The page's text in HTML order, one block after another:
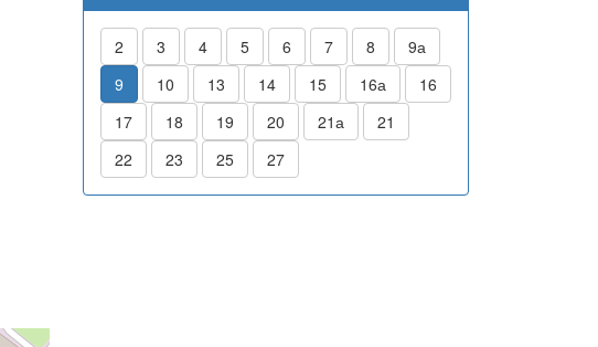
2 3 4 5 6 7 8
9а
9
10 13 14 15 16а
16
17
18 19 20 21а
21
22
23 25 27